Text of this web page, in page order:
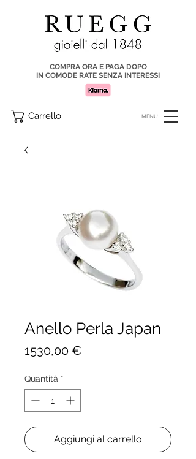
MENU
COMPRA ORA E PAGA DOPO
IN COMODE RATE SENZA INTERESSI
Carrello
Anello Perla Japan
1530,00 €
Quantità *
Aggiungi al carrello